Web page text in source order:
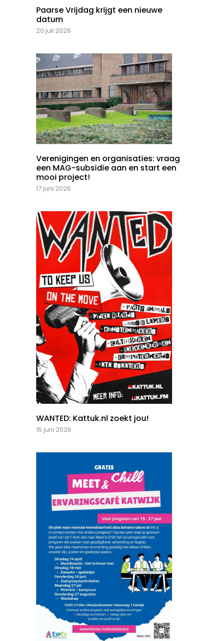
Paarse Vrijdag krijgt een nieuwe
datum
20 juli 2026
Verenigingen en organisaties: vraag
een MAG-subsidie aan en start een
mooi project!
17 juni 2026
WANTED: Kattuk.nl zoekt jou!
15 juni 2026